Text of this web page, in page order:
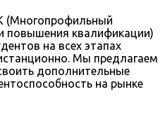
(Многопрофильный
повышения квалификации)
на всех этапах
Мы предлагаем
дополнительные
на рынке